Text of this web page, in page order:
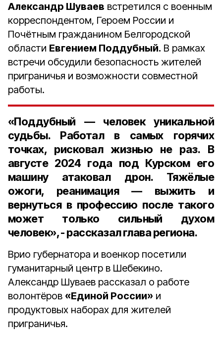
Александр Шуваев встретился с военным
корреспондентом, Героем России и
Почётным гражданином Белгородской
области Евгением Поддубный. В рамках
встречи обсудили безопасность жителей
приграничья и возможности совместной
работы.
«Поддубный — человек уникальной
судьбы. Работал в самых горячих
точках, рисковал жизнью не раз. В
августе 2024 года под Курском его
машину атаковал дрон. Тяжёлые
ожоги, реанимация — выжить и
вернуться в профессию после такого
может только сильный духом
человек», - рассказал глава региона.
Врио губернатора и военкор посетили
гуманитарный центр в Шебекино.
Александр Шуваев рассказал о работе
волонтёров «Единой России» и
продуктовых наборах для жителей
приграничья.